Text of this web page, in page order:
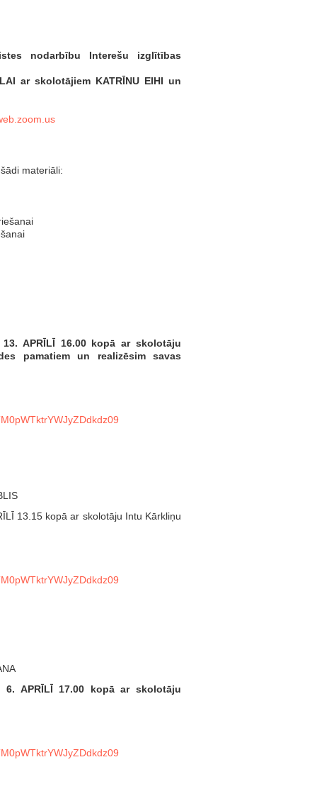
nodarbību Interešu izglītības
ar skolotājiem KATRĪNU EIHI un
materiāli:
APRĪLĪ 16.00 kopā ar skolotāju
pamatiem un realizēsim savas
13.15 kopā ar skolotāju Intu Kārkliņu
APRĪLĪ 17.00 kopā ar skolotāju